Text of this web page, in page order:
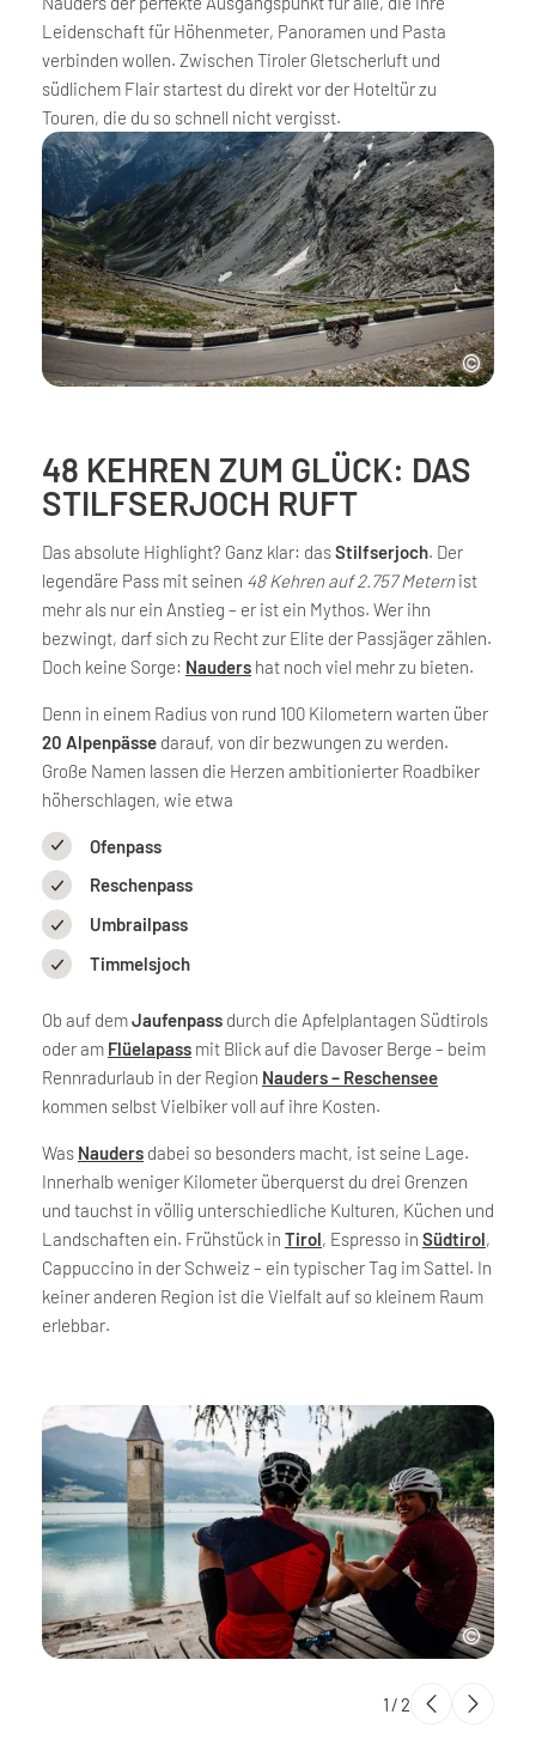
Leidenschaft für Höhenmeter, Panoramen und Pasta
verbinden wollen. Zwischen Tiroler Gletscherluft und
südlichem Flair startest du direkt vor der Hoteltür zu
Touren, die du so schnell nicht vergisst.
48 KEHREN ZUM GLÜCK: DAS
STILFSERJOCH RUFT
Das absolute Highlight? Ganz klar: dasStilfserjoch. Der
legendäre Pass mit seinen 48 Kehren auf 2.757 Meternist
mehr als nur ein Anstieg – er ist ein Mythos. Wer ihn
bezwingt, darf sich zu Recht zur Elite der Passjäger zählen.
Doch keine Sorge: Nauders hat noch viel mehr zu bieten.
Denn in einem Radius von rund 100 Kilometern warten über
20 Alpenpässe darauf, von dir bezwungen zu werden.
Große Namen lassen die Herzen ambitionierter Roadbiker
höherschlagen, wie etwa
Ofenpass
Reschenpass
Umbrailpass
Timmelsjoch
Ob auf demJaufenpass durch die Apfelplantagen Südtirols
oder am Flüelapass mit Blick auf die Davoser Berge – beim
Rennradurlaub in der Region Nauders – Reschensee
kommen selbst Vielbiker voll auf ihre Kosten.
Was Nauders dabei so besonders macht, ist seine Lage.
Innerhalb weniger Kilometer überquerst du drei Grenzen
und tauchst in völlig unterschiedliche Kulturen, Küchen und
Landschaften ein. Frühstück in Tirol, Espresso in Südtirol,
Cappuccino in der Schweiz – ein typischer Tag im Sattel. In
keiner anderen Region ist die Vielfalt auf so kleinem Raum
erlebbar.
1 / 2